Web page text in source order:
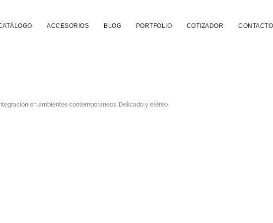
ACCESORIOS BLOG PORTFOLIO COTIZADOR CONTACTO
en ambientes contemporáneos. Delicado y etéreo